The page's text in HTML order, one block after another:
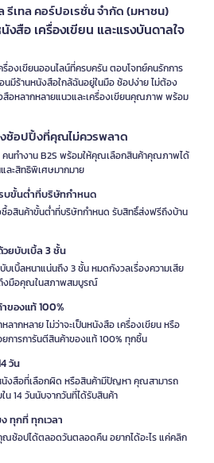
รีเทล คอร์ปอเรชั่น จำกัด (มหาชน)
งสือ เครื่องเขียน และแรงบันดาลใจ
องเขียนออนไลน์ที่ครบครัน ตอบโจทย์คนรักการ
นมีร้านหนังสือใกล้ฉันอยู่ในมือ ช้อปง่าย ไม่ต้อง
สือหลากหลายแนวและเครื่องเขียนคุณภาพ พร้อม
งช้อปปิ้งที่คุณไม่ควรพลาด
คนทำงาน B2S พร้อมให้คุณเลือกสินค้าคุณภาพได้
ละสิทธิพิเศษมากมาย
บขั้นต่ำที่บริษัทกำหนด
อสินค้าขั้นต่ำที่บริษัทกำหนด รับสิทธิ์ส่งฟรีถึงบ้าน
ยบับเบิ้ล 3 ชั้น
เบิ้ลหนาแน่นถึง 3 ชั้น หมดกังวลเรื่องความเสีย
งมือคุณในสภาพสมบูรณ์
ของแท้ 100%
ากหลาย ไม่ว่าจะเป็นหนังสือ เครื่องเขียน หรือ
การการันตีสินค้าของแท้ 100% ทุกชิ้น
วัน
หนังสือที่เลือกผิด หรือสินค้ามีปัญหา คุณสามารถ
น 14 วันนับจากวันที่ได้รับสินค้า
ทุกที่ ทุกเวลา
ณช้อปได้ตลอดวันตลอดคืน อยากได้อะไร แค่คลิก